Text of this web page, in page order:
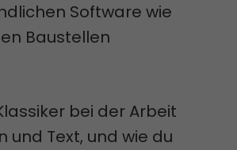
Software wie
Baustellen
bei der Arbeit
und Text, und wie du